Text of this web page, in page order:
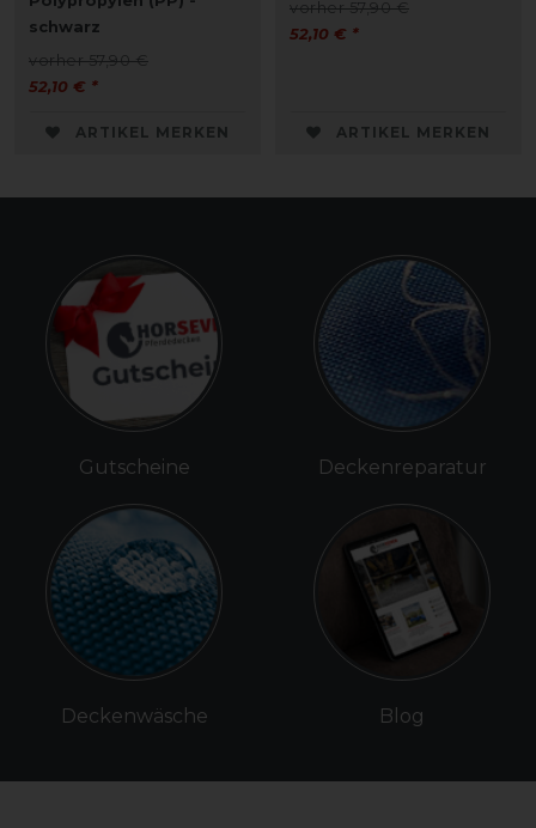
schwarz
vorher 57,90 €
52,10 € *
ARTIKEL MERKEN
vorher 57,90 €
52,10 € *
ARTIKEL MERKEN
Gutscheine
Deckenwäsche
Deckenreparatur
Blog